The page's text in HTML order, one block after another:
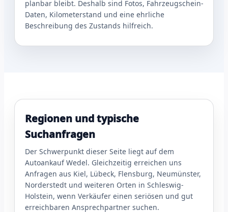
planbar bleibt. Deshalb sind Fotos, Fahrzeugschein-
Daten, Kilometerstand und eine ehrliche
Beschreibung des Zustands hilfreich.
Regionen und typische
Suchanfragen
Der Schwerpunkt dieser Seite liegt auf dem
Autoankauf Wedel. Gleichzeitig erreichen uns
Anfragen aus Kiel, Lübeck, Flensburg, Neumünster,
Norderstedt und weiteren Orten in Schleswig-
Holstein, wenn Verkäufer einen seriösen und gut
erreichbaren Ansprechpartner suchen.